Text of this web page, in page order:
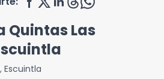
Quintas Las
, Escuintla